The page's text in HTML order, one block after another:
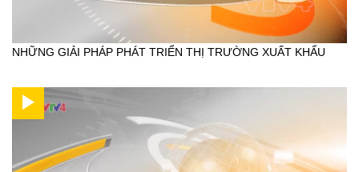
NHỮNG GIẢI PHÁP PHÁT TRIỂN THỊ TRƯỜNG XUẤT KHẨU